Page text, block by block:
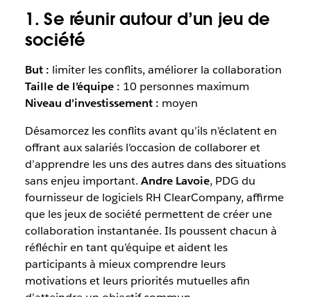
1. Se réunir autour d’un jeu de
société
But : limiter les conflits, améliorer la collaboration
Taille de l’équipe : 10 personnes maximum
Niveau d’investissement : moyen
Désamorcez les conflits avant qu’ils n’éclatent en
offrant aux salariés l’occasion de collaborer et
d’apprendre les uns des autres dans des situations
sans enjeu important. Andre Lavoie, PDG du
fournisseur de logiciels RH ClearCompany, affirme
que les jeux de société permettent de créer une
collaboration instantanée. Ils poussent chacun à
réfléchir en tant qu’équipe et aident les
participants à mieux comprendre leurs
motivations et leurs priorités mutuelles afin